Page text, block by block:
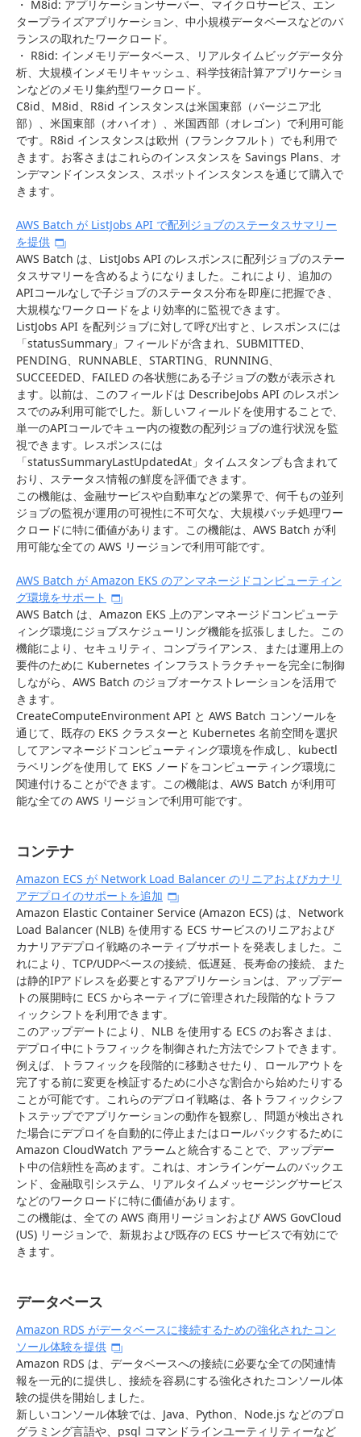
・ M8id: アプリケーションサーバー、マイクロサービス、エン
タープライズアプリケーション、中小規模データベースなどのバ
ランスの取れたワークロード。
・ R8id: インメモリデータベース、リアルタイムビッグデータ分
析、大規模インメモリキャッシュ、科学技術計算アプリケーショ
ンなどのメモリ集約型ワークロード。
C8id、M8id、R8id インスタンスは米国東部（バージニア北
部）、米国東部（オハイオ）、米国西部（オレゴン）で利用可能
です。R8id インスタンスは欧州（フランクフルト）でも利用で
きます。お客さまはこれらのインスタンスを Savings Plans、オ
ンデマンドインスタンス、スポットインスタンスを通じて購入で
きます。
AWS Batch が ListJobs API で配列ジョブのステータスサマリー
を提供
AWS Batch は、ListJobs API のレスポンスに配列ジョブのステー
タスサマリーを含めるようになりました。これにより、追加の
APIコールなしで子ジョブのステータス分布を即座に把握でき、
大規模なワークロードをより効率的に監視できます。
ListJobs API を配列ジョブに対して呼び出すと、レスポンスには
「statusSummary」フィールドが含まれ、SUBMITTED、
PENDING、RUNNABLE、STARTING、RUNNING、
SUCCEEDED、FAILED の各状態にある子ジョブの数が表示され
ます。以前は、このフィールドは DescribeJobs API のレスポン
スでのみ利用可能でした。新しいフィールドを使用することで、
単一のAPIコールでキュー内の複数の配列ジョブの進行状況を監
視できます。レスポンスには
「statusSummaryLastUpdatedAt」タイムスタンプも含まれて
おり、ステータス情報の鮮度を評価できます。
この機能は、金融サービスや自動車などの業界で、何千もの並列
ジョブの監視が運用の可視性に不可欠な、大規模バッチ処理ワー
クロードに特に価値があります。この機能は、AWS Batch が利
用可能な全ての AWS リージョンで利用可能です。
AWS Batch が Amazon EKS のアンマネージドコンピューティン
グ環境をサポート
AWS Batch は、Amazon EKS 上のアンマネージドコンピューテ
ィング環境にジョブスケジューリング機能を拡張しました。この
機能により、セキュリティ、コンプライアンス、または運用上の
要件のために Kubernetes インフラストラクチャーを完全に制御
しながら、AWS Batch のジョブオーケストレーションを活用で
きます。
CreateComputeEnvironment API と AWS Batch コンソールを
通じて、既存の EKS クラスターと Kubernetes 名前空間を選択
してアンマネージドコンピューティング環境を作成し、kubectl
ラベリングを使用して EKS ノードをコンピューティング環境に
関連付けることができます。この機能は、AWS Batch が利用可
能な全ての AWS リージョンで利用可能です。
コンテナ
Amazon ECS が Network Load Balancer のリニアおよびカナリ
アデプロイのサポートを追加
Amazon Elastic Container Service (Amazon ECS) は、Network
Load Balancer (NLB) を使用する ECS サービスのリニアおよび
カナリアデプロイ戦略のネーティブサポートを発表しました。こ
れにより、TCP/UDPベースの接続、低遅延、長寿命の接続、また
は静的IPアドレスを必要とするアプリケーションは、アップデー
トの展開時に ECS からネーティブに管理された段階的なトラフ
ィックシフトを利用できます。
このアップデートにより、NLB を使用する ECS のお客さまは、
デプロイ中にトラフィックを制御された方法でシフトできます。
例えば、トラフィックを段階的に移動させたり、ロールアウトを
完了する前に変更を検証するために小さな割合から始めたりする
ことが可能です。これらのデプロイ戦略は、各トラフィックシフ
トステップでアプリケーションの動作を観察し、問題が検出され
た場合にデプロイを自動的に停止またはロールバックするために
Amazon CloudWatch アラームと統合することで、アップデー
ト中の信頼性を高めます。これは、オンラインゲームのバックエ
ンド、金融取引システム、リアルタイムメッセージングサービス
などのワークロードに特に価値があります。
この機能は、全ての AWS 商用リージョンおよび AWS GovCloud
(US) リージョンで、新規および既存の ECS サービスで有効にで
きます。
データベース
Amazon RDS がデータベースに接続するための強化されたコン
ソール体験を提供
Amazon RDS は、データベースへの接続に必要な全ての関連情
報を一元的に提供し、接続を容易にする強化されたコンソール体
験の提供を開始しました。
新しいコンソール体験では、Java、Python、Node.js などのプロ
グラミング言語や、psql コマンドラインユーティリティーなど